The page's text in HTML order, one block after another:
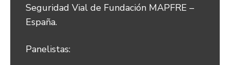
Seguridad Vial de Fundación MAPFRE –
España.
Panelistas: